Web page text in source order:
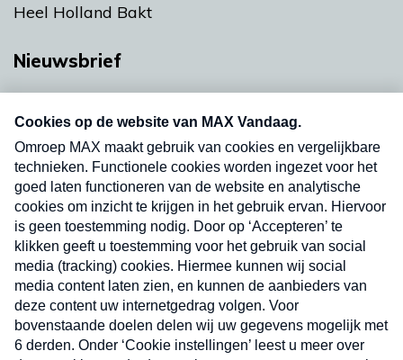
Heel Holland Bakt
Nieuwsbrief
nieuwsbrief. Elke vrijdag- en dinsdagochtend in
uw mailbox.
Verzend